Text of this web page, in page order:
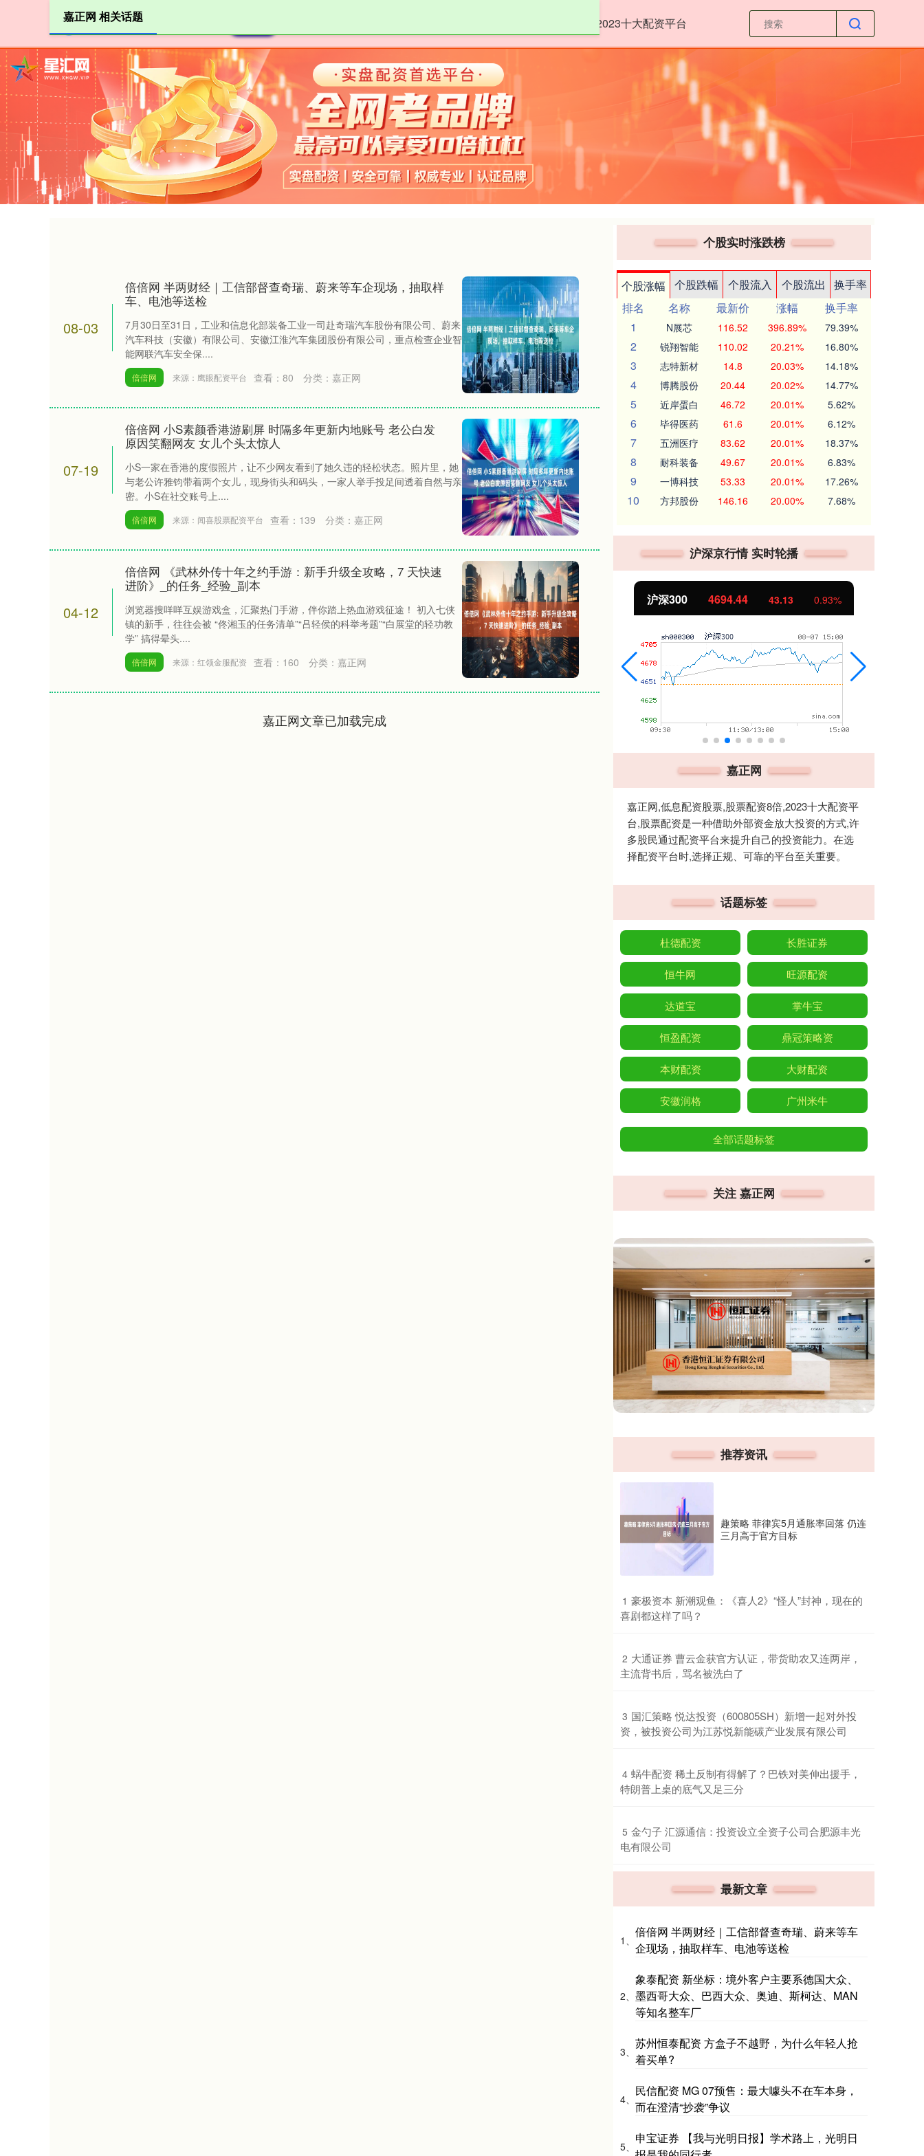
2023十大配资平台
嘉正网 相关话题
08-03
倍倍网 半两财经｜工信部督查奇瑞、蔚来等车企现场，抽取样
车、电池等送检
7月30日至31日，工业和信息化部装备工业一司赴奇瑞汽车股份有限公司、蔚来
汽车科技（安徽）有限公司、安徽江淮汽车集团股份有限公司，重点检查企业智
能网联汽车安全保....
倍倍网 来源：鹰眼配资平台 查看： 80 分类： 嘉正网
07-19
倍倍网 小S素颜香港游刷屏 时隔多年更新内地账号 老公白发
原因笑翻网友 女儿个头太惊人
小S一家在香港的度假照片，让不少网友看到了她久违的轻松状态。照片里，她
与老公许雅钧带着两个女儿，现身街头和码头，一家人举手投足间透着自然与亲
密。小S在社交账号上....
倍倍网 来源：闻喜股票配资平台 查看： 139 分类： 嘉正网
04-12
倍倍网 《武林外传十年之约手游：新手升级全攻略，7 天快速
进阶》_的任务_经验_副本
浏览器搜咩咩互娱游戏盒，汇聚热门手游，伴你踏上热血游戏征途！ 初入七侠
镇的新手，往往会被 “佟湘玉的任务清单”“吕轻侯的科举考题”“白展堂的轻功教
学” 搞得晕头....
倍倍网 来源：红领金服配资 查看： 160 分类： 嘉正网
嘉正网文章已加载完成
个股实时涨跌榜
个股涨幅 个股跌幅 个股流入 个股流出
换手率
排名
名称 最新价 涨幅
换手率
1
N展芯 116.52 396.89% 79.39%
2 锐翔智能 110.02 20.21% 16.80%
3 志特新材 14.8 20.03% 14.18%
4 博腾股份 20.44 20.02% 14.77%
5 近岸蛋白 46.72 20.01% 5.62%
6 毕得医药 61.6 20.01% 6.12%
7 五洲医疗 83.62 20.01% 18.37%
8 耐科装备 49.67 20.01% 6.83%
9 一博科技 53.33 20.01% 17.26%
10 方邦股份 146.16 20.00% 7.68%
沪深京行情 实时轮播
200.89 1.42% 4694.44 43.13 0.93%
嘉正网
嘉正网,低息配资股票,股票配资8倍,2023十大配资平
台,股票配资是一种借助外部资金放大投资的方式,许
多股民通过配资平台来提升自己的投资能力。在选
择配资平台时,选择正规、可靠的平台至关重要。
话题标签
杜德配资 长胜证券
恒牛网 旺源配资
达道宝 掌牛宝
恒盈配资 鼎冠策略资
本财配资 大财配资
安徽润格 广州米牛
全部话题标签
关注 嘉正网
推荐资讯
趣策略 菲律宾5月通胀率回落 仍连
三月高于官方目标
1 ​豪极资本 新潮观鱼：《喜人2》“怪人”封神，现在的
喜剧都这样了吗？
2 ​大通证券 曹云金获官方认证，带货助农又连两岸，
主流背书后，骂名被洗白了
3 ​国汇策略 悦达投资（600805SH）新增一起对外投
资，被投资公司为江苏悦新能碳产业发展有限公司
4 ​蜗牛配资 稀土反制有得解了？巴铁对美伸出援手，
特朗普上桌的底气又足三分
5 ​金勺子 汇源通信：投资设立全资子公司合肥源丰光
电有限公司
最新文章
1、
倍倍网 半两财经｜工信部督查奇瑞、蔚来等车
企现场，抽取样车、电池等送检
2、
象泰配资 新坐标：境外客户主要系德国大众、
墨西哥大众、巴西大众、奥迪、斯柯达、MAN
等知名整车厂
3、
苏州恒泰配资 方盒子不越野，为什么年轻人抢
着买单?
4、
民信配资 MG 07预售：最大噱头不在车本身，
而在澄清“抄袭”争议
5、
申宝证券 【我与光明日报】学术路上，光明日